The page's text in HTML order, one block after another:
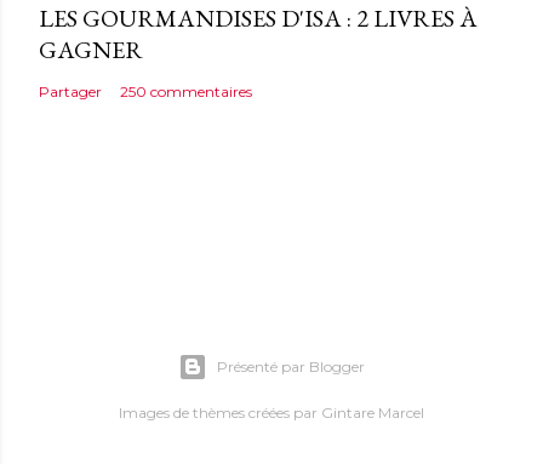
LES GOURMANDISES D'ISA : 2 LIVRES À
GAGNER
Partager 250 commentaires
Présenté par Blogger
Images de thèmes créées par Gintare Marcel